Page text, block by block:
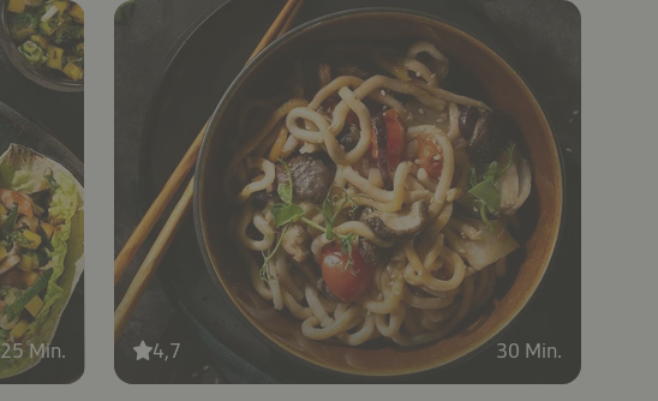
25 Min. 4,7 30 Min.